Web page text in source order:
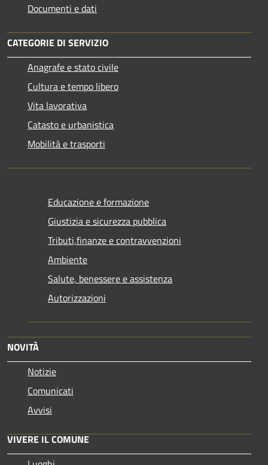
Documenti e dati
CATEGORIE DI SERVIZIO
Anagrafe e stato civile
Cultura e tempo libero
Vita lavorativa
Catasto e urbanistica
Mobilità e trasporti
Educazione e formazione
Giustizia e sicurezza pubblica
Tributi,finanze e contravvenzioni
Ambiente
Salute, benessere e assistenza
Autorizzazioni
NOVITÀ
Notizie
Comunicati
Avvisi
VIVERE IL COMUNE